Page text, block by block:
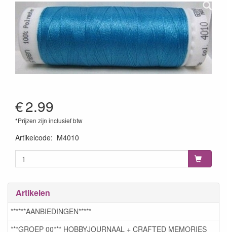
€2.99
*Prijzen zijn inclusief btw
Artikelcode: M4010
Artikelen
******AANBIEDINGEN*****
***GROEP 00*** HOBBYJOURNAAL + CRAFTED MEMORIES